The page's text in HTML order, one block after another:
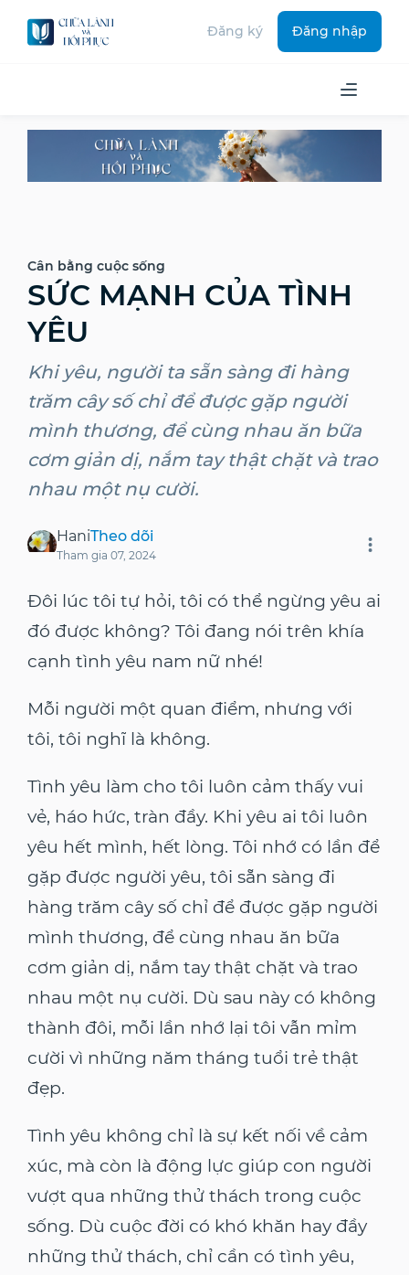
Đăng ký Đăng nhập
Cân bằng cuộc sống
SỨC MẠNH CỦA TÌNH
YÊU
Khi yêu, người ta sẵn sàng đi hàng
trăm cây số chỉ để được gặp người
mình thương, để cùng nhau ăn bữa
cơm giản dị, nắm tay thật chặt và trao
nhau một nụ cười.
HaniTheo dõi
Tham gia 07, 2024
Đôi lúc tôi tự hỏi, tôi có thể ngừng yêu ai
đó được không? Tôi đang nói trên khía
cạnh tình yêu nam nữ nhé!
Mỗi người một quan điểm, nhưng với
tôi, tôi nghĩ là không.
Tình yêu làm cho tôi luôn cảm thấy vui
vẻ, háo hức, tràn đầy. Khi yêu ai tôi luôn
yêu hết mình, hết lòng. Tôi nhớ có lần để
gặp được người yêu, tôi sẵn sàng đi
hàng trăm cây số chỉ để được gặp người
mình thương, để cùng nhau ăn bữa
cơm giản dị, nắm tay thật chặt và trao
nhau một nụ cười. Dù sau này có không
thành đôi, mỗi lần nhớ lại tôi vẫn mỉm
cười vì những năm tháng tuổi trẻ thật
đẹp.
Tình yêu không chỉ là sự kết nối về cảm
xúc, mà còn là động lực giúp con người
vượt qua những thử thách trong cuộc
sống. Dù cuộc đời có khó khăn hay đầy
những thử thách, chỉ cần có tình yêu,